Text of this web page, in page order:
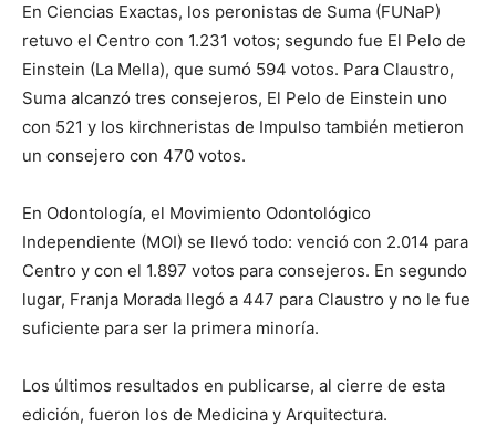
En Ciencias Exactas, los peronistas de Suma (FUNaP)
retuvo el Centro con 1.231 votos; segundo fue El Pelo de
Einstein (La Mella), que sumó 594 votos. Para Claustro,
Suma alcanzó tres consejeros, El Pelo de Einstein uno
con 521 y los kirchneristas de Impulso también metieron
un consejero con 470 votos.
En Odontología, el Movimiento Odontológico
Independiente (MOI) se llevó todo: venció con 2.014 para
Centro y con el 1.897 votos para consejeros. En segundo
lugar, Franja Morada llegó a 447 para Claustro y no le fue
suficiente para ser la primera minoría.
Los últimos resultados en publicarse, al cierre de esta
edición, fueron los de Medicina y Arquitectura.